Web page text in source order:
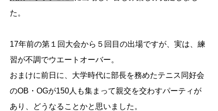
た。
17年前の第１回大会から５回目の出場ですが、実は、練
習が不調でウエートオーバー。
おまけに前日に、大学時代に部長を務めたテニス同好会
のOB・OGが150人も集まって親交を交わすパーティが
あり、どうなることかと思いました。